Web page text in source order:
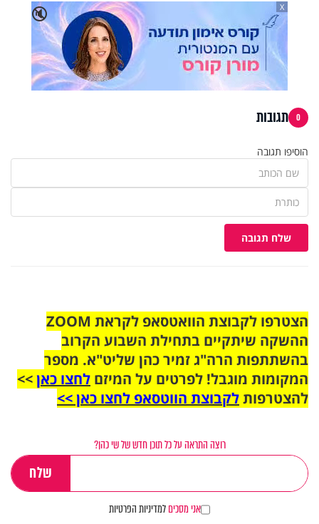
🔇
X
0 תגובות
הוסיפו תגובה
שלח תגובה
הצטרפו לקבוצת הוואטסאפ לקראת ZOOM
ההשקה שיתקיים בתחילת השבוע הקרוב
בהשתתפות הרה"ג זמיר כהן שליט"א. מספר
המקומות מוגבל! לפרטים על המיזם לחצו כאן>>
להצטרפותלקבוצת הווטסאפ לחצו כאן >>
רוצה התראה על כל תוכן חדש של שי כהן?
אני מסכיםלמדיניות הפרטיות